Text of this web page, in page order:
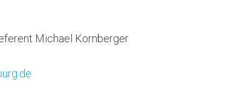
Michael Kornberger